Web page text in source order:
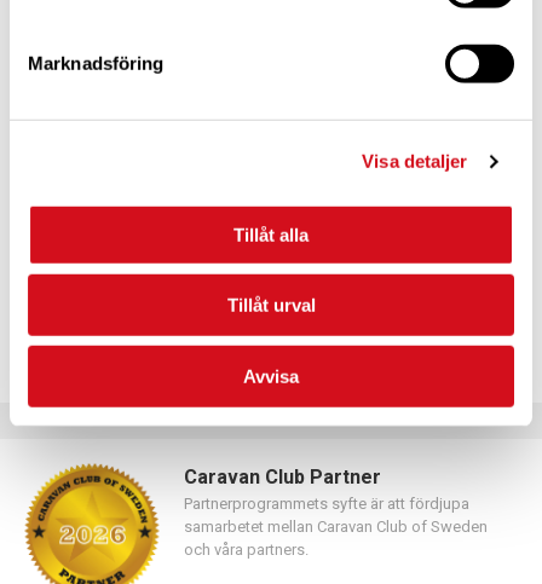
Marknadsföring
Visa detaljer
Tillåt alla
Tillåt urval
Avvisa
Logga in med hjälp av formuläret och följ anvisningarna.
Caravan Club Partner
Partnerprogrammets syfte är att fördjupa
samarbetet mellan Caravan Club of Sweden
och våra partners.